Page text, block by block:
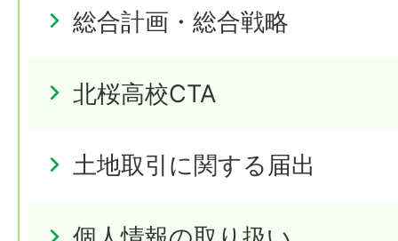
総合計画・総合戦略
北桜高校CTA
土地取引に関する届出